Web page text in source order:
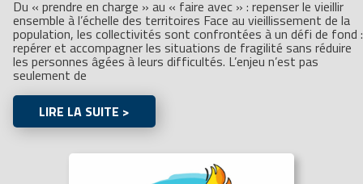
Du « prendre en charge » au « faire avec » : repenser le vieillir
ensemble à l’échelle des territoires Face au vieillissement de la
population, les collectivités sont confrontées à un défi de fond :
repérer et accompagner les situations de fragilité sans réduire
les personnes âgées à leurs difficultés. L’enjeu n’est pas
seulement de
LIRE LA SUITE >